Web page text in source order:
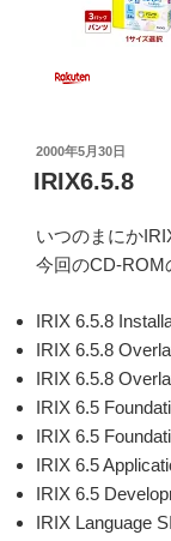
投
稿
日:
2000年5月30日
IRIX6.5.8
いつのまにか
今回のCD-ROM
IRIX 6.5.8
IRIX 6.5.8
IRIX 6.5.8
IRIX 6.5
IRIX 6.5
IRIX 6.5
IRIX 6.5
IRIX Language